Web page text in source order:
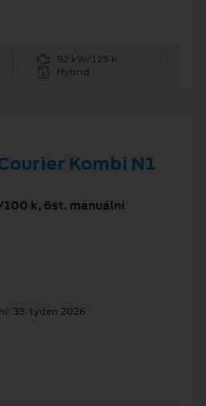
92 kW/125 k
Hybrid
Kombi N1
100 k, 6st. manuální
33. týden 2026